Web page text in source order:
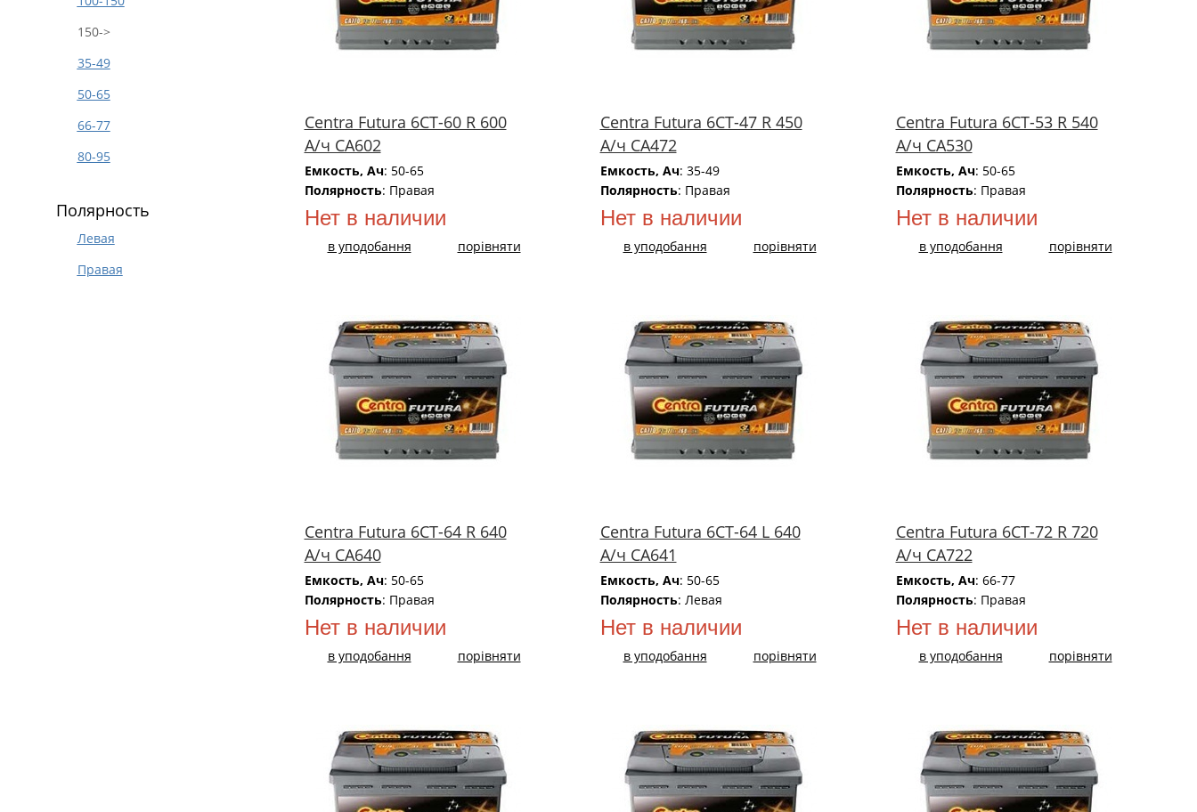
150->
35-49
50-65
66-77
80-95
Полярность
Левая
Правая
Centra Futura 6СТ-60 R 600
А/ч CA602
Емкость, Ач: 50-65
Полярность: Правая
Нет в наличии
в уподобання порівняти
Centra Futura 6СТ-47 R 450
А/ч CA472
Емкость, Ач: 35-49
Полярность: Правая
Нет в наличии
в уподобання порівняти
Centra Futura 6СТ-53 R 540
А/ч CA530
Емкость, Ач: 50-65
Полярность: Правая
Нет в наличии
в уподобання порівняти
Centra Futura 6СТ-64 R 640
А/ч CA640
Емкость, Ач: 50-65
Полярность: Правая
Нет в наличии
в уподобання порівняти
Centra Futura 6СТ-64 L 640
А/ч CA641
Емкость, Ач: 50-65
Полярность: Левая
Нет в наличии
в уподобання порівняти
Centra Futura 6СТ-72 R 720
А/ч CA722
Емкость, Ач: 66-77
Полярность: Правая
Нет в наличии
в уподобання порівняти